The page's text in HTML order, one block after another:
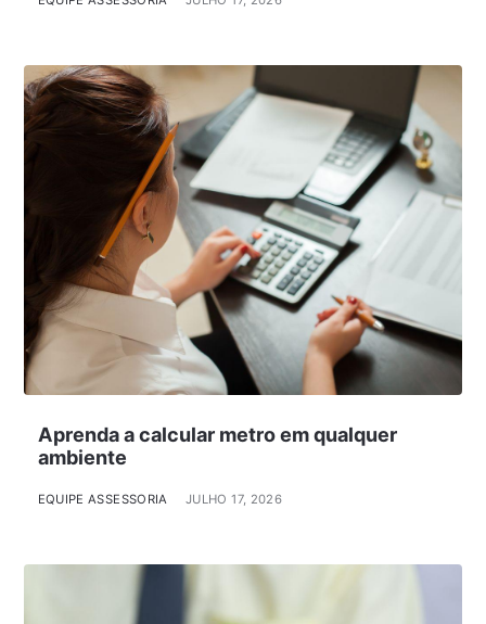
Aprenda a calcular metro em qualquer
ambiente
EQUIPE ASSESSORIA JULHO 17, 2026